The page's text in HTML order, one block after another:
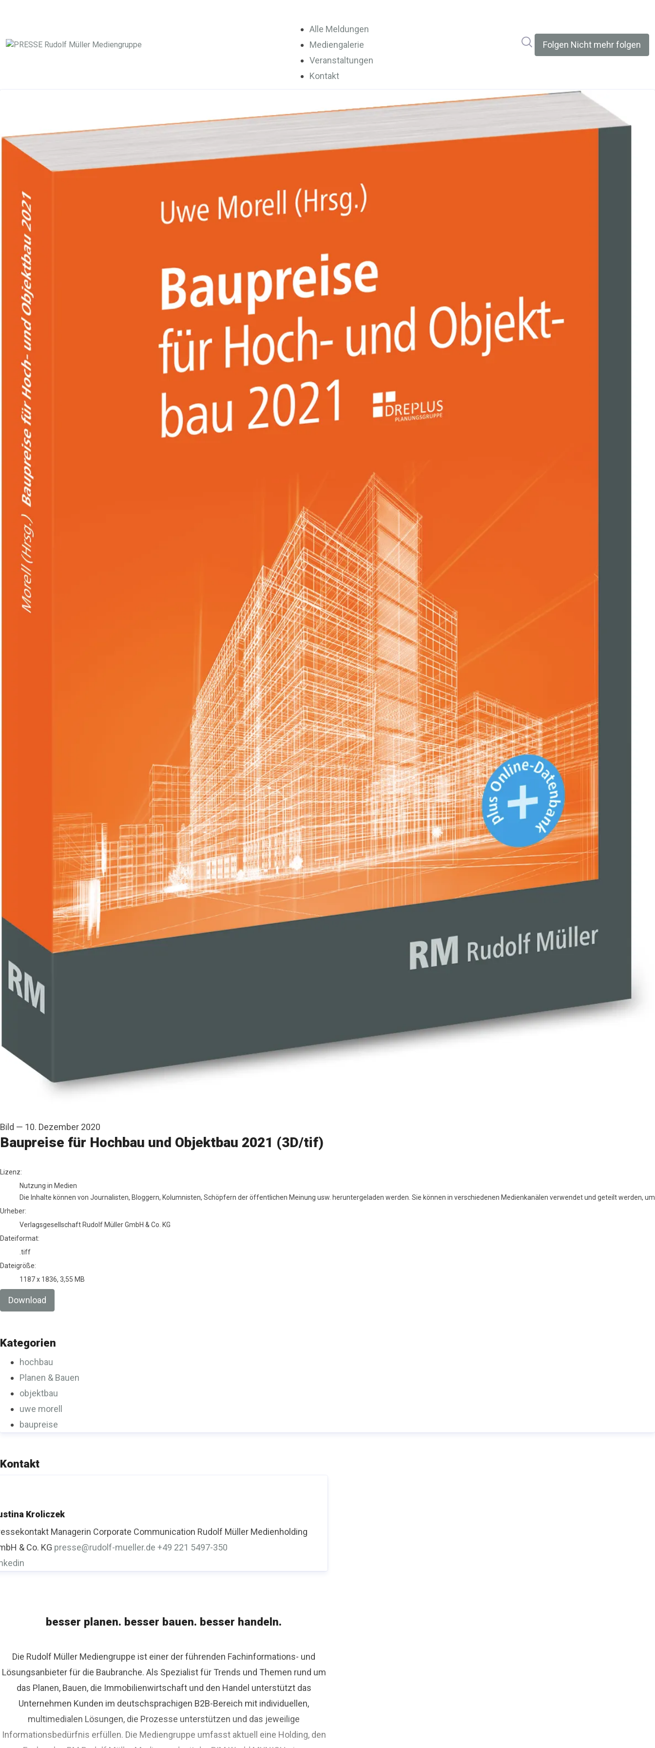
Alle Meldungen
Mediengalerie
Veranstaltungen
Kontakt
Im Newsroom suchen
Folgen Nicht mehr folgen
Bild — 10. Dezember 2020
Baupreise für Hochbau und Objektbau 2021 (3D/tif)
Verlagsgesellschaft Rudolf Müller GmbH & Co. KG
Lizenz:
Nutzung in Medien
Die Inhalte können von Journalisten, Bloggern, Kolumnisten, Schöpfern der öffentlichen Meinung usw. heruntergeladen werden. Sie können in verschiedenen Medienkanälen verwendet und geteilt
Urheber:
Verlagsgesellschaft Rudolf Müller GmbH & Co. KG
Dateiformat:
.tiff
Dateigröße:
1187 x 1836, 3,55 MB
Download
Kategorien
hochbau
Planen & Bauen
objektbau
uwe morell
baupreise
Kontakt
Kroliczek
Managerin Corporate Communication Rudolf Müller Medienholding
& Co. KG presse@rudolf-mueller.de +49 221 5497-350
besser planen. besser bauen. besser handeln.
Die Rudolf Müller Mediengruppe ist einer der führenden Fachinformations- und
Lösungsanbieter für die Baubranche. Als Spezialist für Trends und Themen rund um
das Planen, Bauen, die Immobilienwirtschaft und den Handel unterstützt das
Unternehmen Kunden im deutschsprachigen B2B-Bereich mit individuellen,
multimedialen Lösungen, die Prozesse unterstützen und das jeweilige
Informationsbedürfnis erfüllen. Die Mediengruppe umfasst aktuell eine Holding, den